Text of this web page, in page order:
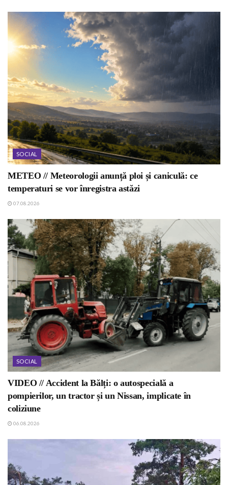
SOCIAL
METEO // Meteorologii anunță ploi și caniculă: ce
temperaturi se vor înregistra astăzi
07.08.2026
SOCIAL
VIDEO // Accident la Bălți: o autospecială a
pompierilor, un tractor și un Nissan, implicate în
coliziune
06.08.2026